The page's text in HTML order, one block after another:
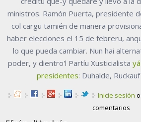
ministros. Ramón Puerta, presidente
col cargu tamién de manera
haber elecciones el 15 de febreru,
lo que pueda cambiar. Nun hai
poder, y dientro'l Partíu Xusticialista
presidentes: Duhalde,
Inicie sesión o
comentarios